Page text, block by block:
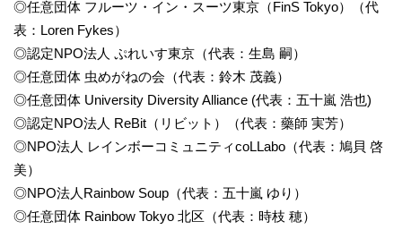
◎任意団体 フルーツ・イン・スーツ東京（FinS Tokyo）（代
表：Loren Fykes）
◎認定NPO法人 ぷれいす東京（代表：生島 嗣）
◎任意団体 虫めがねの会（代表：鈴木 茂義）
◎任意団体 University Diversity Alliance (代表：五十嵐 浩也)
◎認定NPO法人 ReBit（リビット）（代表：藥師 実芳）
◎NPO法人 レインボーコミュニティcoLLabo（代表：鳩貝 啓
美）
◎NPO法人Rainbow Soup（代表：五十嵐 ゆり）
◎任意団体 Rainbow Tokyo 北区（代表：時枝 穂）